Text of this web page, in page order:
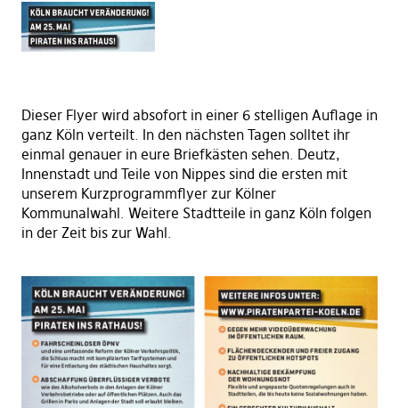
Dieser Flyer wird absofort in einer 6 stelligen Auflage in
ganz Köln verteilt. In den nächsten Tagen solltet ihr
einmal genauer in eure Briefkästen sehen. Deutz,
Innenstadt und Teile von Nippes sind die ersten mit
unserem Kurzprogrammflyer zur Kölner
Kommunalwahl. Weitere Stadtteile in ganz Köln folgen
in der Zeit bis zur Wahl.